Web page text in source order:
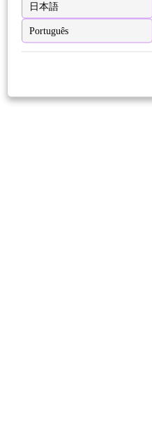
日本語
Português